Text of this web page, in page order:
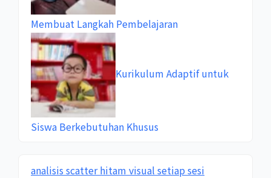
Membuat Langkah Pembelajaran
Kurikulum Adaptif untuk
Siswa Berkebutuhan Khusus
analisis scatter hitam visual setiap sesi